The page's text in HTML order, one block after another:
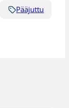
Pääjuttu